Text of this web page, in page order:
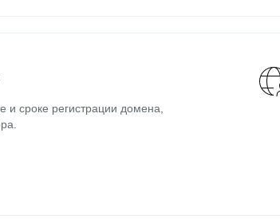
сроке регистрации домена,